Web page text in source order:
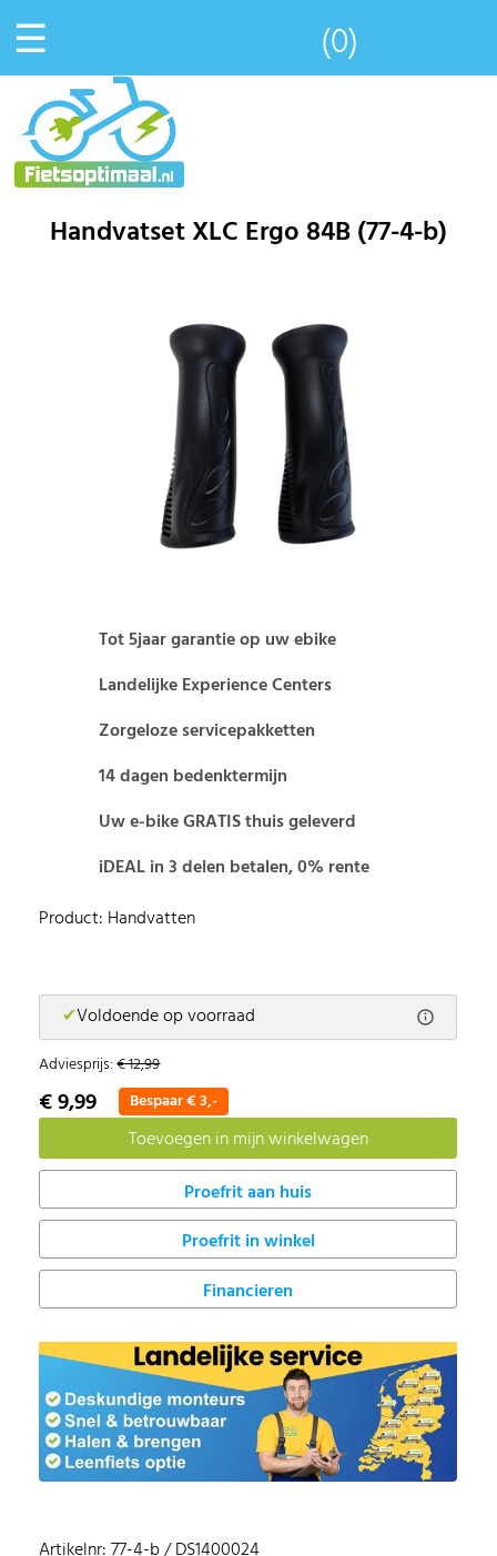
☰ (0)
Handvatset XLC Ergo 84B (77-4-b)
Tot 5jaar garantie op uw ebike
Landelijke Experience Centers
Zorgeloze servicepakketten
14 dagen bedenktermijn
Uw e-bike GRATIS thuis geleverd
iDEAL in 3 delen betalen, 0% rente
Product: Handvatten
✔Voldoende op voorraad
Adviesprijs:€ 12,99
€ 9,99 Bespaar € 3,-
Proefrit in winkel
Financieren